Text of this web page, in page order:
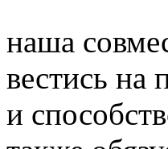
наша
вестись на
и